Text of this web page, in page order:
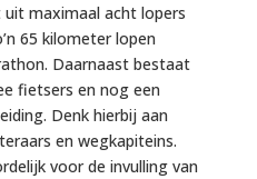
maximaal acht lopers
65 kilometer lopen
Daarnaast bestaat
fietsers en nog een
Denk hierbij aan
en wegkapiteins.
voor de invulling van